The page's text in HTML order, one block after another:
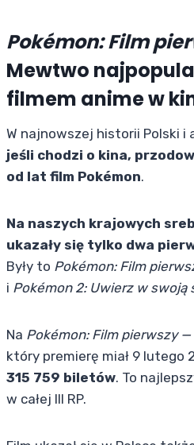
Pokémon: Film
Mewtwo
filmem anime w
W najnowszej historii Polski i
jeśli chodzi o kina,
od lat film Pokémon.
Na naszych krajowych
ukazały się tylko dwa
Były to Pokémon: Film
i Pokémon 2: Uwierz w swoją
Na Pokémon: Film pierwszy
który premierę miał 9 lutego
315 759 biletów. To
w całej III RP.